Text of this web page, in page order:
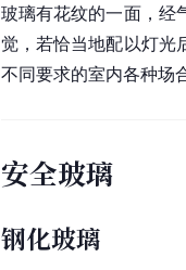
玻璃有花纹的一面，经
觉，若恰当地配以灯光
不同要求的室内各种场
安全玻璃
钢化玻璃